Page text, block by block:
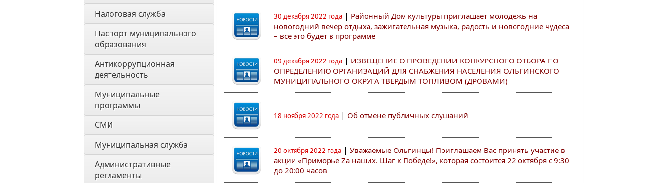
Налоговая служба
Паспорт муниципального
образования
Антикоррупционная
деятельность
Муниципальные
программы
СМИ
Муниципальная служба
Административные
регламенты
30 декабря 2022 года | Районный Дом культуры приглашает молодежь на
новогодний вечер отдыха, зажигательная музыка, радость и новогодние чудеса
– все это будет в программе
09 декабря 2022 года | ИЗВЕЩЕНИЕ О ПРОВЕДЕНИИ КОНКУРСНОГО ОТБОРА ПО
ОПРЕДЕЛЕНИЮ ОРГАНИЗАЦИЙ ДЛЯ СНАБЖЕНИЯ НАСЕЛЕНИЯ ОЛЬГИНСКОГО
МУНИЦИПАЛЬНОГО ОКРУГА ТВЕРДЫМ ТОПЛИВОМ (ДРОВАМИ)
18 ноября 2022 года | Об отмене публичных слушаний
20 октября 2022 года | Уважаемые Ольгинцы! Приглашаем Вас принять участие в
акции «Приморье Zа наших. Шаг к Победе!», которая состоится 22 октября с 9:30
до 20:00 часов